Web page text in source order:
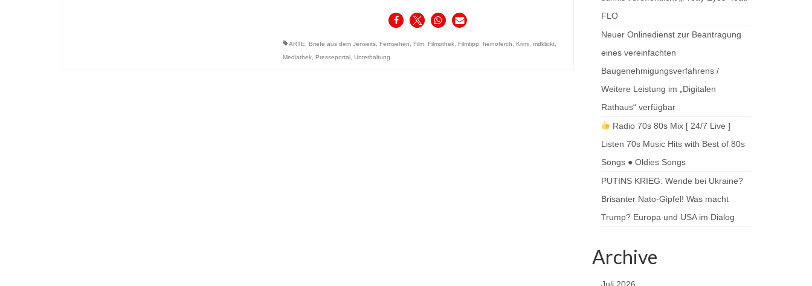
ARTE Briefe aus dem Jenseits, Fernsehen Film, Filmothek, Filmtipp heinoferch Krimi, mdklickt,
Mediathek, Presseportal, Unterhaltung
FLO
Neuer Onlinedienst zur Beantragung
eines vereinfachten
Baugenehmigungsverfahrens /
Weitere Leistung im „Digitalen
Rathaus“ verfügbar
Radio 70s 80s Mix [ 24/7 Live ]
Listen 70s Music Hits with Best of 80s
Songs ● Oldies Songs
PUTINS KRIEG: Wende bei Ukraine?
Brisanter Nato-Gipfel! Was macht
Trump? Europa und USA im Dialog
Archive
Juli 2026